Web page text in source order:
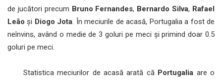
de jucători precum Bruno Fernandes, Bernardo Silva, Rafael
Leão și Diogo Jota. În meciurile de acasă, Portugalia a fost de
neînvins, având o medie de 3 goluri pe meci și primind doar 0.5
goluri pe meci.
Statistica meciurilor de acasă arată că Portugalia are o